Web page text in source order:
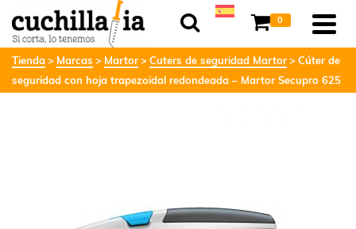
0
Tienda Marcas Martor Cuters de seguridad Martor
Cúter de
seguridad con hoja trapezoidal redondeada – Martor Secupro 625